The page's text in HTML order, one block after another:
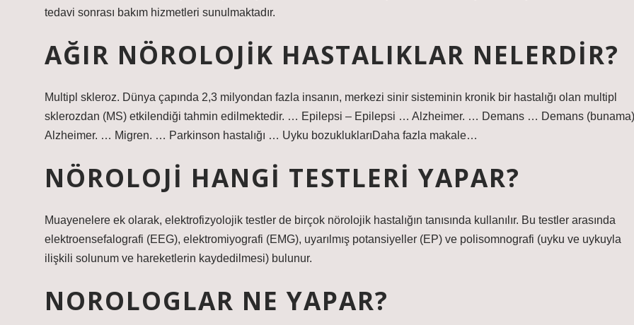
tedavi sonrası bakım hizmetleri sunulmaktadır.
AĞIR NÖROLOJIK HASTALIKLAR NELERDIR?
Multipl skleroz. Dünya çapında 2,3 milyondan fazla insanın, merkezi sinir sisteminin kronik bir hastalığı olan multipl
sklerozdan (MS) etkilendiği tahmin edilmektedir. … Epilepsi – Epilepsi … Alzheimer. … Demans … Demans
Alzheimer. … Migren. … Parkinson hastalığı … Uyku bozukluklarıDaha fazla makale…
NÖROLOJI HANGI TESTLERI YAPAR?
Muayenelere ek olarak, elektrofizyolojik testler de birçok nörolojik hastalığın tanısında kullanılır. Bu testler arasında
elektroensefalografi (EEG), elektromiyografi (EMG), uyarılmış potansiyeller (EP) ve polisomnografi (uyku ve uykuyla
ilişkili solunum ve hareketlerin kaydedilmesi) bulunur.
NOROLOGLAR NE YAPAR?